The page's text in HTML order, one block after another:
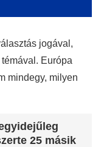
jogával,
Európa
mindegy, milyen
25 másik